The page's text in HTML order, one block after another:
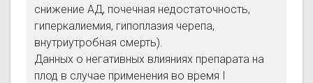
снижение АД, почечная недостаточность,
гиперкалиемия, гипоплазия черепа,
внутриутробная смерть).
Данных о негативных влияниях препарата на
плод в случае применения во время I